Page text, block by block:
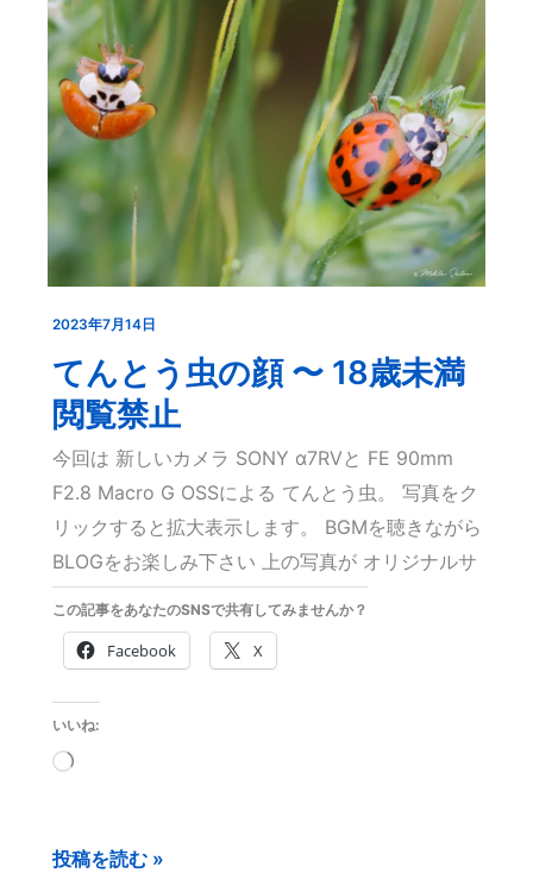
2023年7月14日
てんとう虫の顔 〜 18歳未満
閲覧禁止
今回は 新しいカメラ SONY α7RⅤと FE 90mm
F2.8 Macro G OSSによる てんとう虫。 写真をク
リックすると拡大表示します。 BGMを聴きながら
BLOGをお楽しみ下さい 上の写真が オリジナルサ
この記事をあなたのSNSで共有してみませんか？
Facebook X
いいね:
読
み
て
ん
と
う
虫
の
顔
〜
18
歳
未
満
覧
止
投稿を読む »